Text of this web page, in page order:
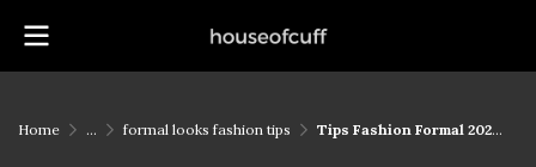
Home ... formal looks fashion tips Tips Fashion Formal 2026: Tren dan Panduan Gaya Terbaru